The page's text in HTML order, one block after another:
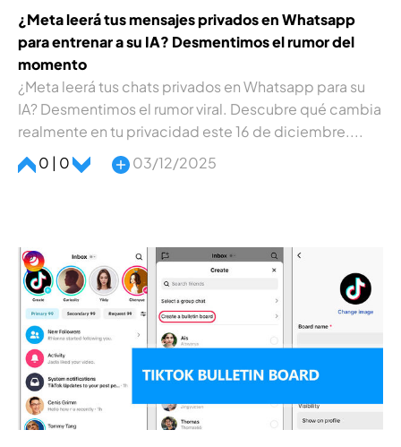
¿Meta leerá tus mensajes privados en Whatsapp
para entrenar a su IA? Desmentimos el rumor del
momento
¿Meta leerá tus chats privados en Whatsapp para su
IA? Desmentimos el rumor viral. Descubre qué cambia
realmente en tu privacidad este 16 de diciembre....
0 | 0
03/12/2025